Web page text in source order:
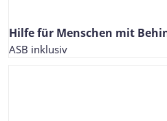
Hilfe für Menschen mit
ASB inklusiv